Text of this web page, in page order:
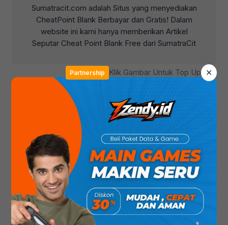
Partnership Klik Gambar Untuk Top Up ✕
Sumatracit.com adalah Situs yang menyediakan
CheatPoint Blank Berbayar dan Gratis! Dalam
website ini kami hanya memberikan Artikel
Seputar Cheat Point Blank Free dari SumatraCit